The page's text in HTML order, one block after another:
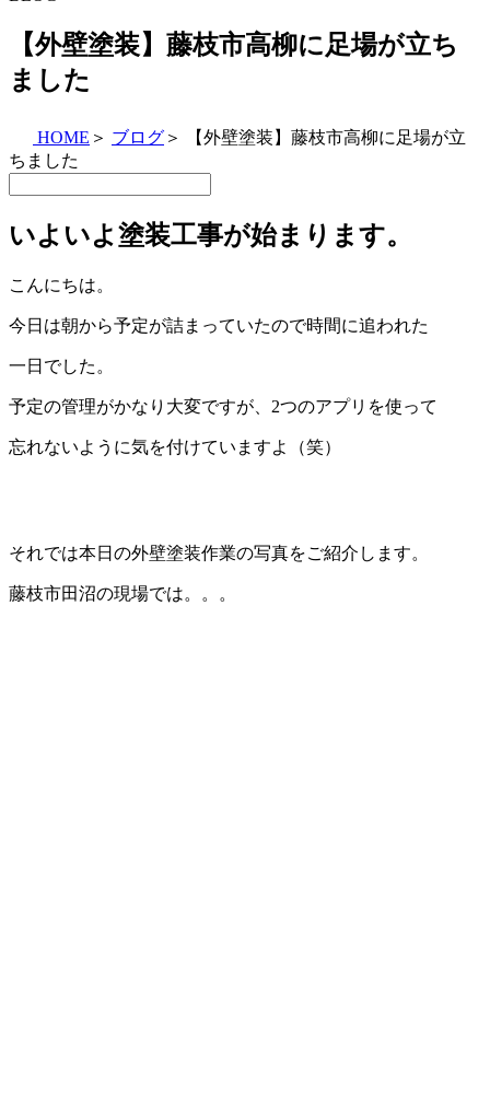
【外壁塗装】藤枝市高柳に足場が立ち
ました
HOME ＞ ブログ ＞
【外壁塗装】藤枝市高柳に足場が立
ちました
いよいよ塗装工事が始まります。
こんにちは。
今日は朝から予定が詰まっていたので時間に追われた
一日でした。
予定の管理がかなり大変ですが、2つのアプリを使って
忘れないように気を付けていますよ（笑）
それでは本日の外壁塗装作業の写真をご紹介します。
藤枝市田沼の現場では。。。